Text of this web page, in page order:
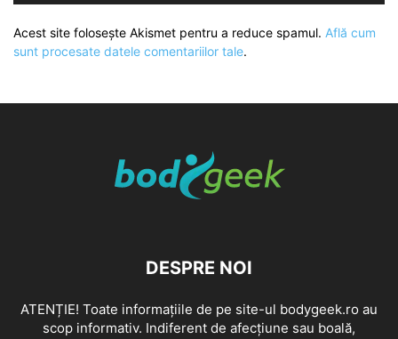
Acest site folosește Akismet pentru a reduce spamul. Află cum
sunt procesate datele comentariilor tale.
DESPRE NOI
ATENȚIE! Toate informațiile de pe site-ul bodygeek.ro au
scop informativ. Indiferent de afecțiune sau boală,